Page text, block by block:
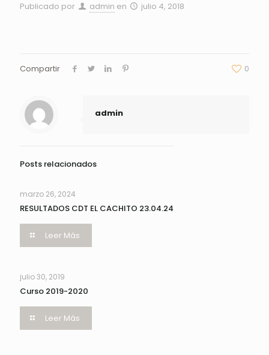
Publicado por admin en julio 4, 2018
Compartir 0
admin
Posts relacionados
marzo 26, 2024
RESULTADOS CDT EL CACHITO 23.04.24
Leer Más
julio 30, 2019
Curso 2019-2020
Leer Más